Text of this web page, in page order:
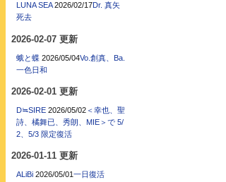
LUNA SEA 2026/02/17Dr. 真矢
死去
2026-02-07 更新
蛾と蝶 2026/05/04Vo.創真、Ba.
一色日和
2026-02-01 更新
D≒SIRE 2026/05/02＜幸也、聖
詩、橘舞已、秀朗、MIE＞で 5/
2、5/3 限定復活
2026-01-11 更新
ALiBi 2026/05/01一日復活